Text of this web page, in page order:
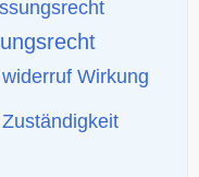
widerruf Wirkung
Zuständigkeit